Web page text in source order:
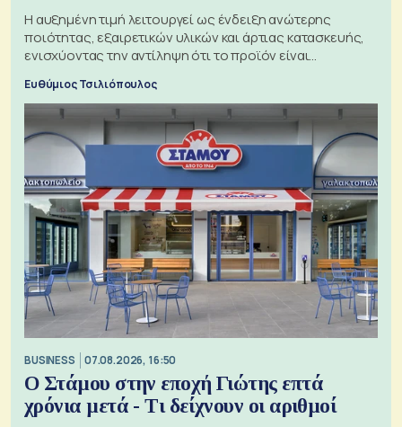
Η αυξημένη τιμή λειτουργεί ως ένδειξη ανώτερης
ποιότητας, εξαιρετικών υλικών και άρτιας κατασκευής,
ενισχύοντας την αντίληψη ότι το προϊόν είναι
ξεχωριστό
Ευθύμιος Τσιλιόπουλος
BUSINESS 07.08.2026, 16:50
Ο Στάμου στην εποχή Γιώτης επτά
χρόνια μετά - Τι δείχνουν οι αριθμοί